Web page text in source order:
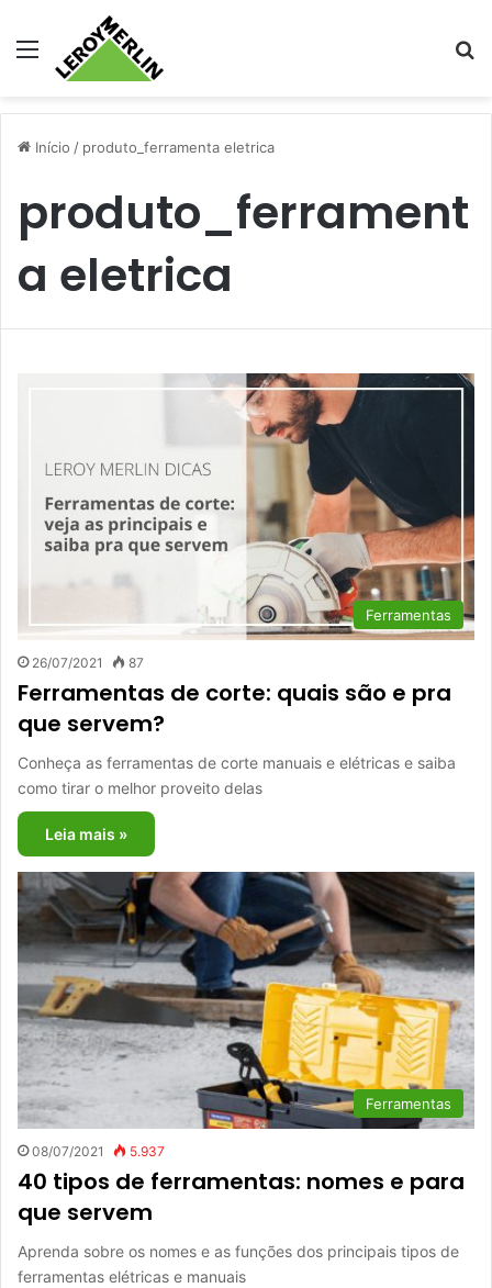
Menu
Início / produto_ferramenta eletrica
produto_ferrament
a eletrica
Ferramentas
26/07/2021 87
Ferramentas de corte: quais são e pra
que servem?
Conheça as ferramentas de corte manuais e elétricas e saiba
como tirar o melhor proveito delas
Leia mais »
Ferramentas
08/07/2021 5.937
40 tipos de ferramentas: nomes e para
que servem
Aprenda sobre os nomes e as funções dos principais tipos de
ferramentas elétricas e manuais